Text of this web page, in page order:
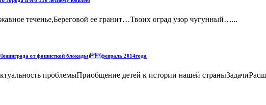
теченье,Береговой ее гранит…Твоих оград узор чугунный…...
от фашисткой блокады) февраль 2014года
проблемыПриобщение детей к истории нашей